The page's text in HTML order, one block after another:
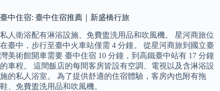
臺中住宿: 臺中住宿推薦｜新盛橋行旅
私人衛浴配有淋浴設施、免費盥洗用品和吹風機。 星河商旅位
在臺中，步行至臺中火車站僅需 4 分鐘。 從星河商旅到國立臺
灣美術館開車需要 臺中住宿 10 分鐘，到高鐵臺中站有 17 分鐘
的車程。 這間飯店的每間客房皆設有空調、電視以及含淋浴設
施的私人浴室。 為了提供舒適的住宿體驗，客房內也附有拖
鞋、免費盥洗用品和吹風機。